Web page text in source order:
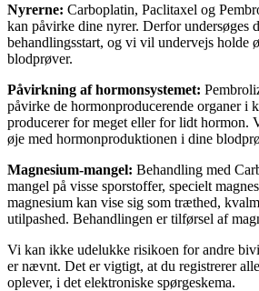
Nyrerne: Carboplatin, Paclitaxel og
kan påvirke dine nyrer. Derfor undersøges
behandlingsstart, og vi vil undervejs holde
blodprøver.
Påvirkning af hormonsystemet:
påvirke de hormonproducerende organer i
producerer for meget eller for lidt hormon.
øje med hormonproduktionen i dine
Magnesium-mangel: Behandling med
mangel på visse sporstoffer, specielt
magnesium kan vise sig som træthed,
utilpashed. Behandlingen er tilførsel af
Vi kan ikke udelukke risikoen for andre
er nævnt. Det er vigtigt, at du registrerer
oplever, i det elektroniske spørgeskema.